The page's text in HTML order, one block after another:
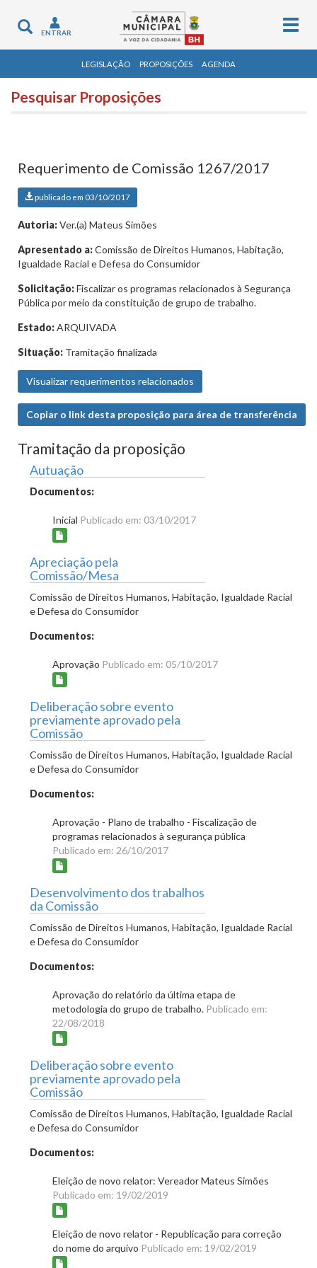
Toggle
navigation
ENTRAR
LEGISLAÇÃO PROPOSIÇÕES AGENDA
Pesquisar Proposições
Requerimento de Comissão 1267/2017
publicado em 03/10/2017
Autoria:Ver.(a) Mateus Simões
Apresentado a:Comissão de Direitos Humanos, Habitação,
Igualdade Racial e Defesa do Consumidor
Solicitação:Fiscalizar os programas relacionados à Segurança
Pública por meio da constituição de grupo de trabalho.
Estado:ARQUIVADA
Situação: Tramitação finalizada
Visualizar requerimentos relacionados
Copiar o link desta proposição para área de transferência
Tramitação da proposição
Autuação
Documentos:
Inicial Publicado em: 03/10/2017
Apreciação pela
Comissão/Mesa
Comissão de Direitos Humanos, Habitação, Igualdade Racial
e Defesa do Consumidor
Documentos:
Aprovação Publicado em: 05/10/2017
Deliberação sobre evento
previamente aprovado pela
Comissão
Comissão de Direitos Humanos, Habitação, Igualdade Racial
e Defesa do Consumidor
Documentos:
Aprovação - Plano de trabalho - Fiscalização de
programas relacionados à segurança pública
Publicado em: 26/10/2017
Desenvolvimento dos trabalhos
da Comissão
Comissão de Direitos Humanos, Habitação, Igualdade Racial
e Defesa do Consumidor
Documentos:
Aprovação do relatório da última etapa de
metodologia do grupo de trabalho. Publicado em:
22/08/2018
Deliberação sobre evento
previamente aprovado pela
Comissão
Comissão de Direitos Humanos, Habitação, Igualdade Racial
e Defesa do Consumidor
Documentos:
Eleição de novo relator: Vereador Mateus Simões
Publicado em: 19/02/2019
Eleição de novo relator - Republicação para correção
do nome do arquivo Publicado em: 19/02/2019